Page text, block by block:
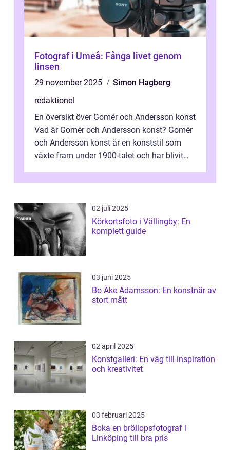
Fotograf i Umeå: Fånga livet genom
linsen
29 november 2025
Simon Hagberg
redaktionel
En översikt över Gomér och Andersson konst
Vad är Gomér och Andersson konst? Gomér
och Andersson konst är en konststil som
växte fram under 1900-talet och har blivit
02 juli 2025
Körkortsfoto i Vällingby: En
komplett guide
03 juni 2025
Bo Åke Adamsson: En konstnär av
stort mått
02 april 2025
Konstgalleri: En väg till inspiration
och kreativitet
03 februari 2025
Boka en bröllopsfotograf i
Linköping till bra pris